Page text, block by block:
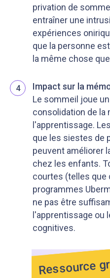
privation de
entraîner une
expériences
que la personne
la même chose
4
Impact sur la
Le sommeil joue
consolidation de la
l'apprentissage.
que les siestes de
peuvent améliorer
chez les enfants.
courtes (telles que
programmes
ne pas être
l'apprentissage ou
cognitives.
Ressource